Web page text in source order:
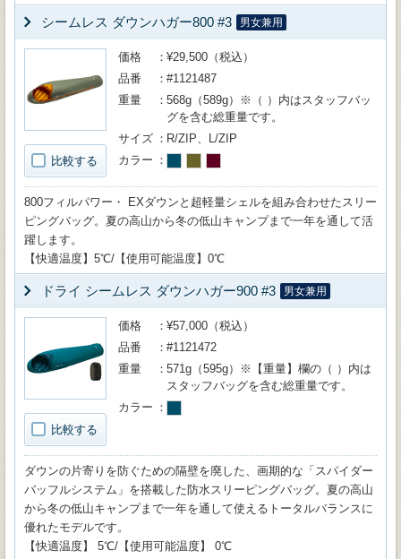
シームレス ダウンハガー800 #3 男女兼用
比較する
価格
¥29,500（税込）
品番
#1121487
重量
568g（589g）※（ ）内はスタッフバッ
グを含む総重量です。
サイズ
R/ZIP、L/ZIP
カラー
800フィルパワー・ EXダウンと超軽量シェルを組み合わせたスリー
ピングバッグ。夏の高山から冬の低山キャンプまで一年を通して活
躍します。
【快適温度】5℃/【使用可能温度】0℃
ドライ シームレス ダウンハガー900 #3 男女兼用
比較する
価格
¥57,000（税込）
品番
#1121472
重量
571g（595g）※【重量】欄の（ ）内は
スタッフバッグを含む総重量です。
カラー
ダウンの片寄りを防ぐための隔壁を廃した、画期的な「スパイダー
バッフルシステム」を搭載した防水スリーピングバッグ。夏の高山
から冬の低山キャンプまで一年を通して使えるトータルバランスに
優れたモデルです。
【快適温度】 5℃/【使用可能温度】 0℃